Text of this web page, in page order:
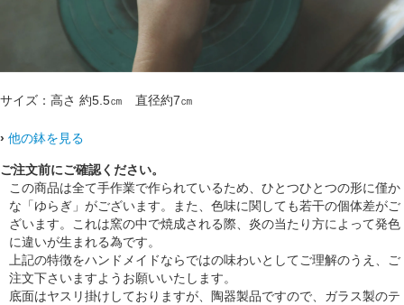
サイズ：高さ 約5.5㎝ 直径約7㎝
› 他の鉢を見る
ご注文前にご確認ください。
この商品は全て手作業で作られているため、ひとつひとつの形に僅か
な「ゆらぎ」がございます。また、色味に関しても若干の個体差がご
ざいます。これは窯の中で焼成される際、炎の当たり方によって発色
に違いが生まれる為です。
上記の特徴をハンドメイドならではの味わいとしてご理解のうえ、ご
注文下さいますようお願いいたします。
底面はヤスリ掛けしておりますが、陶器製品ですので、ガラス製のテ